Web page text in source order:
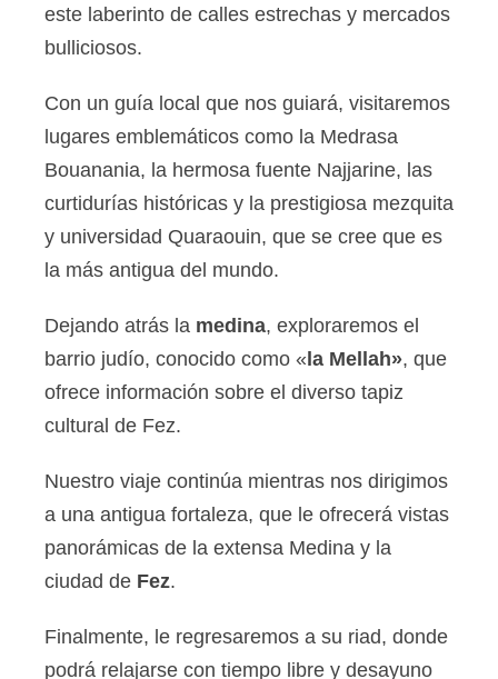
este laberinto de calles estrechas y mercados
bulliciosos.
Con un guía local que nos guiará, visitaremos
lugares emblemáticos como la Medrasa
Bouanania, la hermosa fuente Najjarine, las
curtidurías históricas y la prestigiosa mezquita
y universidad Quaraouin, que se cree que es
la más antigua del mundo.
Dejando atrás la medina, exploraremos el
barrio judío, conocido como «la Mellah», que
ofrece información sobre el diverso tapiz
cultural de Fez.
Nuestro viaje continúa mientras nos dirigimos
a una antigua fortaleza, que le ofrecerá vistas
panorámicas de la extensa Medina y la
ciudad de Fez.
Finalmente, le regresaremos a su riad, donde
podrá relajarse con tiempo libre y desayuno